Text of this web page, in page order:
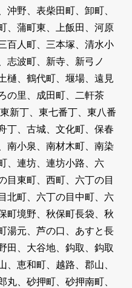
沖野、表柴田町、卸町、
、蒲町東、上飯田、河原
百人町、三本塚、清水小
志波町、新寺、新弓ノ
樋、鶴代町、堰場、遠見
の里、成田町、二軒茶
新丁、東七番丁、東八番
丁、古城、文化町、保春
南小泉、南材木町、南染
、連坊、連坊小路、六
目東町、西町、六丁の目
北町、六丁の目中町、六
町境野、秋保町長袋、秋
湯元、芦の口、あすと長
田、大谷地、鈎取、鈎取
、恵和町、越路、郡山、
丸、砂押町、砂押南町、